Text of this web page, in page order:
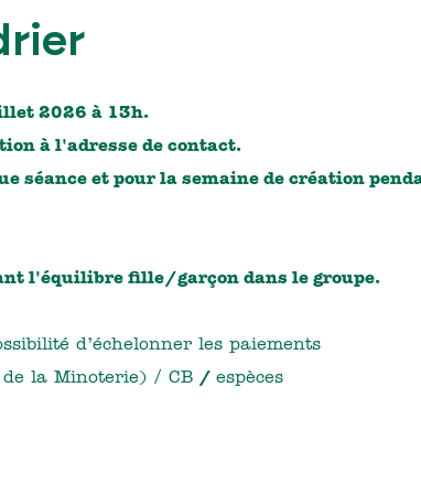
2026 à 13h.
à l'adresse de contact.
et pour la semaine de création
l'équilibre fille/garçon dans le groupe.
d’échelonner les paiements
la Minoterie) / CB / espèces